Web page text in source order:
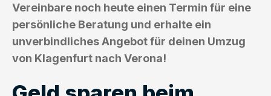
Vereinbare noch heute einen Termin für eine
persönliche Beratung und erhalte ein
unverbindliches Angebot für deinen Umzug
von Klagenfurt nach Verona!